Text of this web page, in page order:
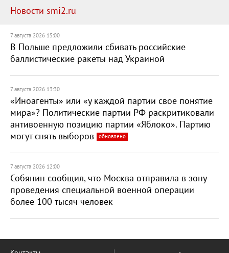
Новости smi2.ru
7 августа 2026 15:00
В Польше предложили сбивать российские
баллистические ракеты над Украиной
7 августа 2026 13:30
«Иноагенты» или «у каждой партии свое понятие
мира»? Политические партии РФ раскритиковали
антивоенную позицию партии «Яблоко». Партию
могут снять выборов
обновлено
7 августа 2026 12:00
Собянин сообщил, что Москва отправила в зону
проведения специальной военной операции
более 100 тысяч человек